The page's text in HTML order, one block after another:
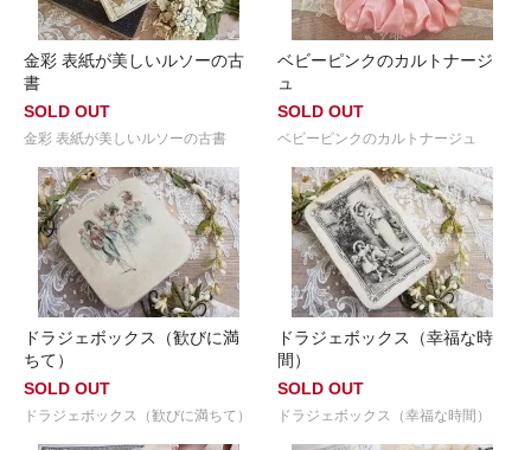
金彩 表紙が美しいルソーの古
書
SOLD OUT
金彩 表紙が美しいルソーの古書
ベビーピンクのカルトナージ
ュ
SOLD OUT
ベビーピンクのカルトナージュ
ドラジェボックス（歓びに満
ちて）
SOLD OUT
ドラジェボックス（歓びに満ちて）
ドラジェボックス（幸福な時
間）
SOLD OUT
ドラジェボックス（幸福な時間）